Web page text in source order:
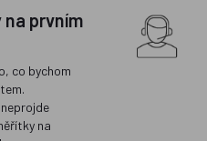
na prvním
co bychom
na